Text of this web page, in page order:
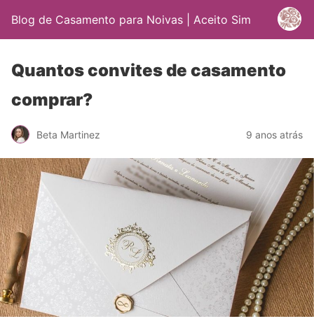
Blog de Casamento para Noivas | Aceito Sim
Quantos convites de casamento
comprar?
Beta Martinez 9 anos atrás